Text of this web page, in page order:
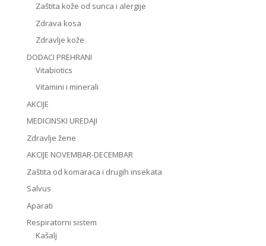
Zaštita kože od sunca i alergije
Zdrava kosa
Zdravlje kože
DODACI PREHRANI
Vitabiotics
Vitamini i minerali
AKCIJE
MEDICINSKI UREDAJI
Zdravlje žene
AKCIJE NOVEMBAR-DECEMBAR
Zaštita od komaraca i drugih insekata
Salvus
Aparati
Respiratorni sistem
Kašalj